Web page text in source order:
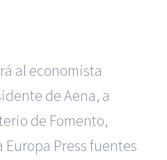
al economista
de Aena, a
de Fomento,
Press fuentes